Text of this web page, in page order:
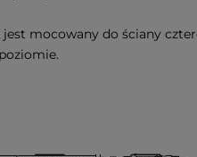
jest mocowany do ściany